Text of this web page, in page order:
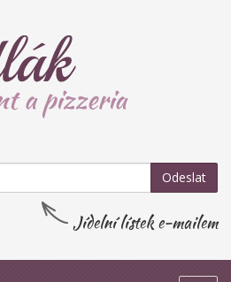
Odeslat
Jídelní lístek e-mailem